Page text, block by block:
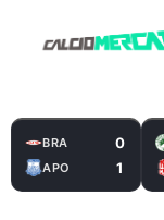
BRA 0
APO 1